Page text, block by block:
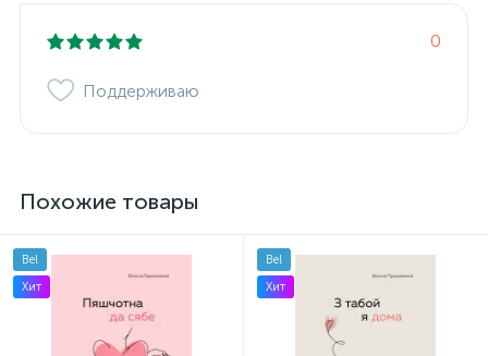
0
Поддерживаю
Похожие товары
Bel
Хит
Bel
Хит